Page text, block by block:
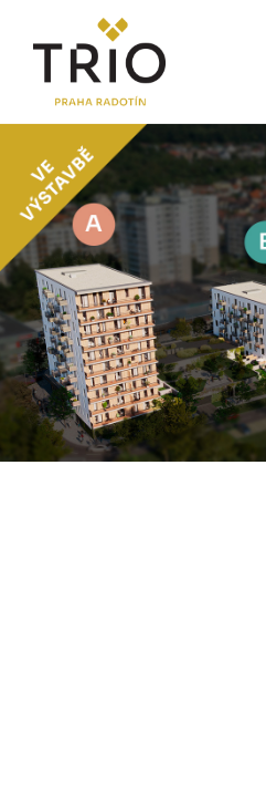
O PROJEKTU
Proč TRIO Radotín
FAQ sekce
Novinky
Postup koupě a
LOKALITA
CENÍK
Byty